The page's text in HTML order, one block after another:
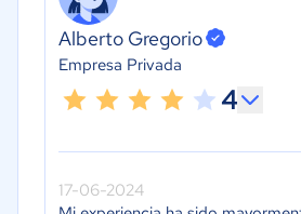
Alberto Gregorio
Empresa Privada
4
17-06-2024